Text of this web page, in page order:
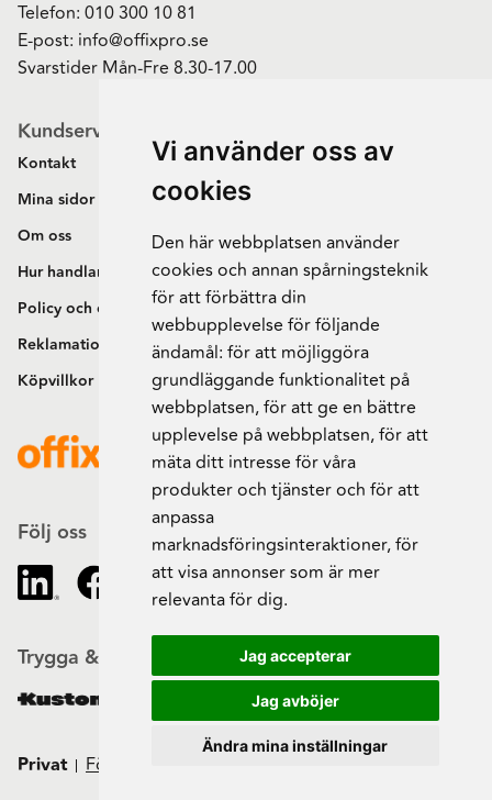
Vi använder oss av
cookies
Den här webbplatsen använder
cookies och annan spårningsteknik
för att förbättra din
webbupplevelse för följande
ändamål: för att möjliggöra
grundläggande funktionalitet på
webbplatsen,för att ge en bättre
upplevelse på webbplatsen,för att
mäta ditt intresse för våra
produkter och tjänster och för att
anpassa
marknadsföringsinteraktioner,för
att visa annonser som är mer
relevanta för dig.
Jag accepterar
Jag avböjer
Ändra mina inställningar
Telefon: 010 300 10 81
E-post: info@offixpro.se
Svarstider Mån-Fre 8.30-17.00
Kundservice
Kontakt
Mina sidor
Om oss
Hur handlar jag?
Policy och cookies
Reklamation och retur
Köpvillkor
Följ oss
Trygga & säkra beställningar
Privat Företag